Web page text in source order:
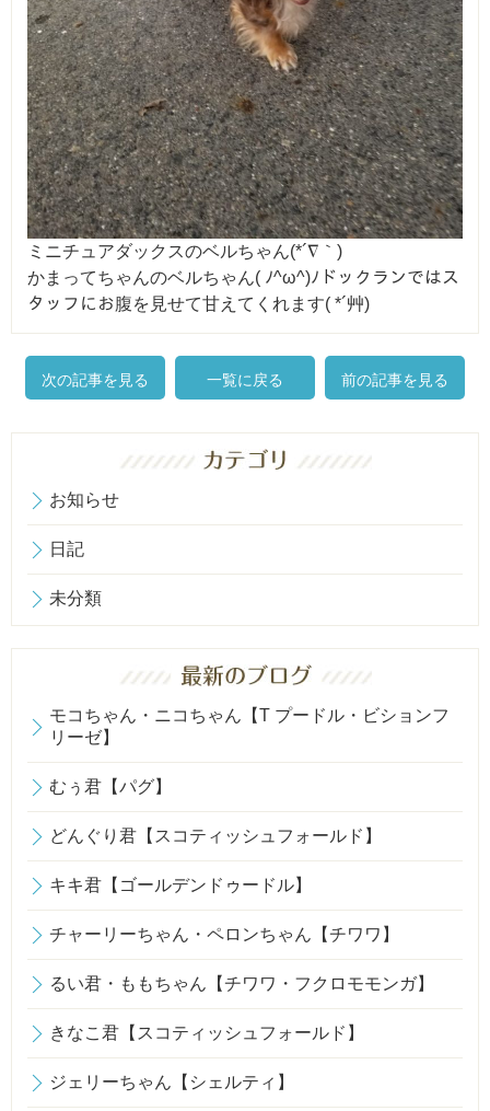
ミニチュアダックスのベルちゃん(*´∇｀)
かまってちゃんのベルちゃん( ﾉ^ω^)ﾉドックランではス
タッフにお腹を見せて甘えてくれます( *´艸)
次の記事を見る 一覧に戻る 前の記事を見る
お知らせ
日記
未分類
モコちゃん・ニコちゃん【T プードル・ビションフ
リーゼ】
むぅ君【パグ】
どんぐり君【スコティッシュフォールド】
キキ君【ゴールデンドゥードル】
チャーリーちゃん・ペロンちゃん【チワワ】
るい君・ももちゃん【チワワ・フクロモモンガ】
きなこ君【スコティッシュフォールド】
ジェリーちゃん【シェルティ】